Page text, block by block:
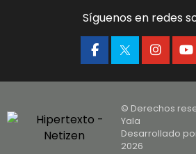
Síguenos en redes
© Derechos
Yala
Desarrollado
2026